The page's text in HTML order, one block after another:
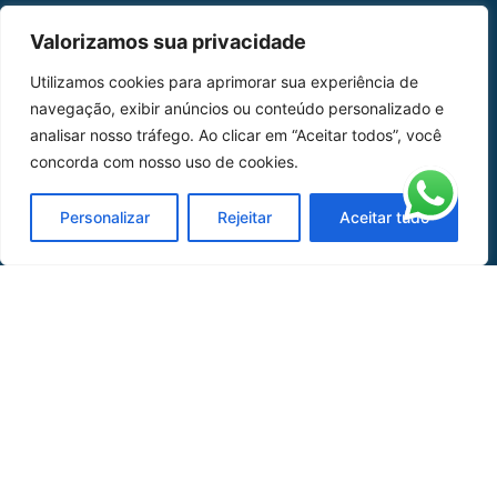
Valorizamos sua privacidade
Utilizamos cookies para aprimorar sua experiência de
navegação, exibir anúncios ou conteúdo personalizado e
analisar nosso tráfego. Ao clicar em “Aceitar todos”, você
concorda com nosso uso de cookies.
Personalizar Rejeitar Aceitar tudo
Peças
Catálogo de Aplicações
Oficina de Mangueiras